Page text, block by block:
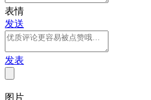
表情
发送
发表
图片